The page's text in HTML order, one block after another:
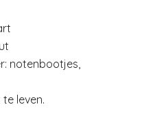
notenbootjes,
leven.